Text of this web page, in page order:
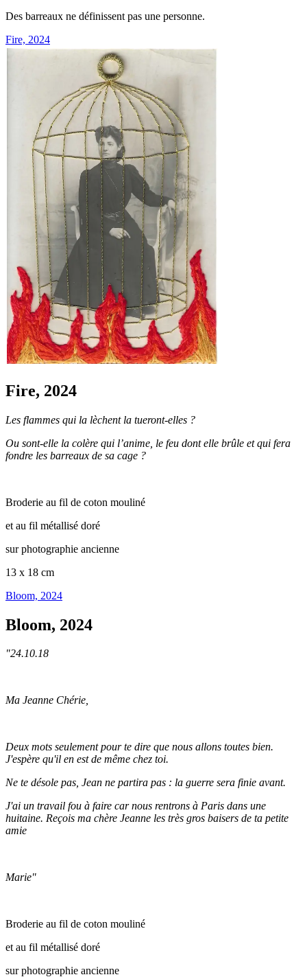
Des barreaux ne définissent pas une personne.
Fire, 2024
Fire, 2024
Les flammes qui la lèchent la tueront-elles ?
Ou sont-elle la colère qui l’anime, le feu dont elle brûle et qui fera
fondre les barreaux de sa cage ?
Broderie au fil de coton mouliné
et au fil métallisé doré
sur photographie ancienne
13 x 18 cm
Bloom, 2024
Bloom, 2024
"24.10.18
Ma Jeanne Chérie,
Deux mots seulement pour te dire que nous allons toutes bien.
J'espère qu'il en est de même chez toi.
Ne te désole pas, Jean ne partira pas : la guerre sera finie avant.
J'ai un travail fou à faire car nous rentrons à Paris dans une
huitaine. Reçois ma chère Jeanne les très gros baisers de ta petite
amie
Marie"
Broderie au fil de coton mouliné
et au fil métallisé doré
sur photographie ancienne